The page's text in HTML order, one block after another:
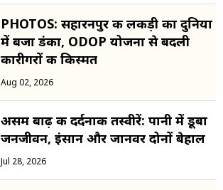
PHOTOS: सहारनपुर की लकड़ी का दुनिया
में बजा डंका, ODOP योजना से बदली
कारीगरों की किस्मत
Aug 02, 2026
असम बाढ़ की दर्दनाक तस्वीरें: पानी में डूबा
जनजीवन, इंसान और जानवर दोनों बेहाल
Jul 28, 2026